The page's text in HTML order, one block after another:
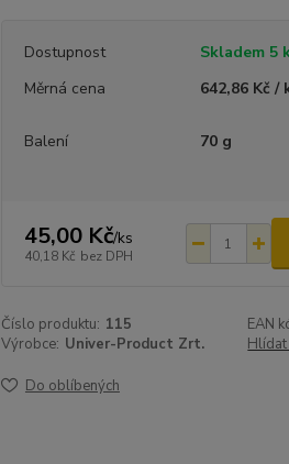
Dostupnost
Skladem 5
Měrná cena
642,86 Kč /
Balení 70 g
45,00 Kč/ks
40,18 Kč bez DPH
Číslo produktu: 115 EAN
Výrobce: Univer-Product Zrt.
Do oblíbených